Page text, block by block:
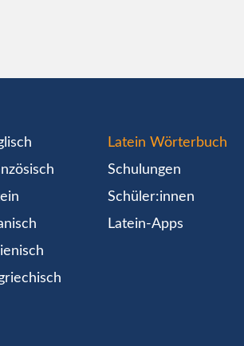
Latein Wörterbuch
Schulungen
Schüler:innen
Latein-Apps